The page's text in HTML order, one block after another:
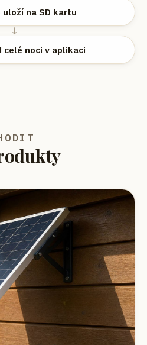
uloží na SD kartu
↓
celé noci v aplikaci